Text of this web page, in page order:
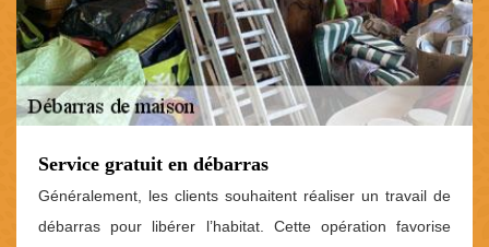
Service gratuit en débarras
Généralement, les clients souhaitent réaliser un travail de
débarras pour libérer l’habitat. Cette opération favorise